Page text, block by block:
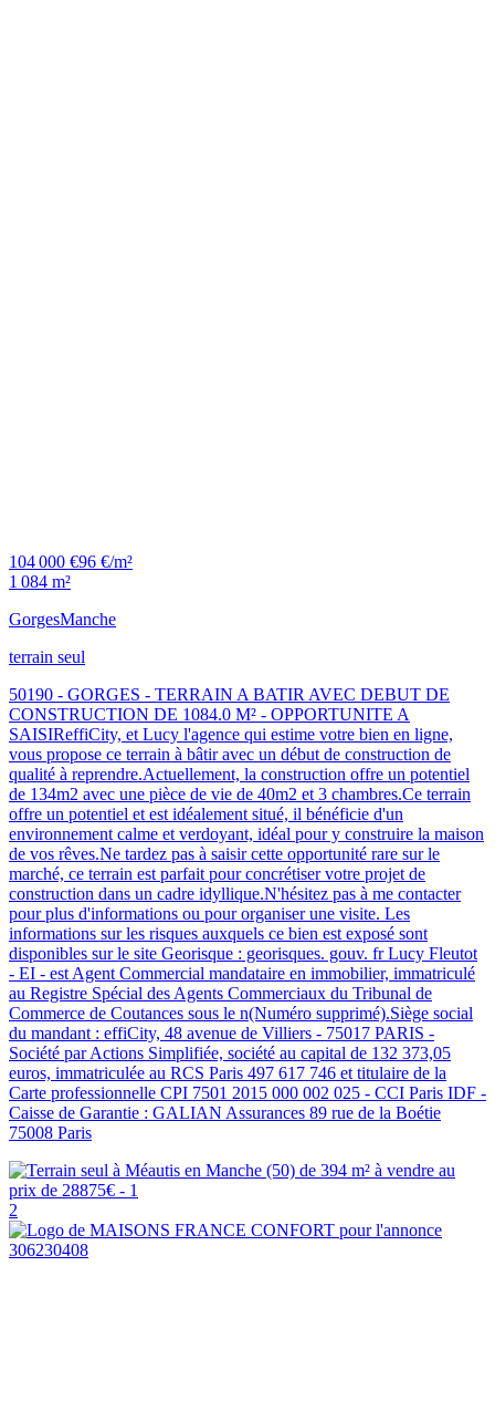
104 000 €96 €/m²
1 084 m²
GorgesManche
terrain seul
50190 - GORGES - TERRAIN A BATIR AVEC DEBUT DE
CONSTRUCTION DE 1084.0 M² - OPPORTUNITE A
SAISIReffiCity, et Lucy l'agence qui estime votre bien en ligne,
vous propose ce terrain à bâtir avec un début de construction de
qualité à reprendre.Actuellement, la construction offre un potentiel
de 134m2 avec une pièce de vie de 40m2 et 3 chambres.Ce terrain
offre un potentiel et est idéalement situé, il bénéficie d'un
environnement calme et verdoyant, idéal pour y construire la maison
de vos rêves.Ne tardez pas à saisir cette opportunité rare sur le
marché, ce terrain est parfait pour concrétiser votre projet de
construction dans un cadre idyllique.N'hésitez pas à me contacter
pour plus d'informations ou pour organiser une visite. Les
informations sur les risques auxquels ce bien est exposé sont
disponibles sur le site Georisque : georisques. gouv. fr Lucy Fleutot
- EI - est Agent Commercial mandataire en immobilier, immatriculé
au Registre Spécial des Agents Commerciaux du Tribunal de
Commerce de Coutances sous le n(Numéro supprimé).Siège social
du mandant : effiCity, 48 avenue de Villiers - 75017 PARIS -
Société par Actions Simplifiée, société au capital de 132 373,05
euros, immatriculée au RCS Paris 497 617 746 et titulaire de la
Carte professionnelle CPI 7501 2015 000 002 025 - CCI Paris IDF -
Caisse de Garantie : GALIAN Assurances 89 rue de la Boétie
75008 Paris
2